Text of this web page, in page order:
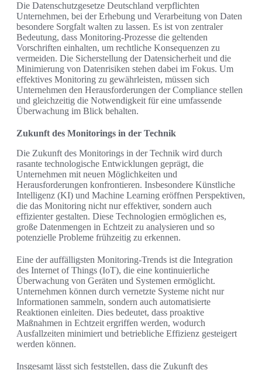
Die Datenschutzgesetze Deutschland verpflichten
Unternehmen, bei der Erhebung und Verarbeitung von Daten
besondere Sorgfalt walten zu lassen. Es ist von zentraler
Bedeutung, dass Monitoring-Prozesse die geltenden
Vorschriften einhalten, um rechtliche Konsequenzen zu
vermeiden. Die Sicherstellung der Datensicherheit und die
Minimierung von Datenrisiken stehen dabei im Fokus. Um
effektives Monitoring zu gewährleisten, müssen sich
Unternehmen den Herausforderungen der Compliance stellen
und gleichzeitig die Notwendigkeit für eine umfassende
Überwachung im Blick behalten.
Zukunft des Monitorings in der Technik
Die Zukunft des Monitorings in der Technik wird durch
rasante technologische Entwicklungen geprägt, die
Unternehmen mit neuen Möglichkeiten und
Herausforderungen konfrontieren. Insbesondere Künstliche
Intelligenz (KI) und Machine Learning eröffnen Perspektiven,
die das Monitoring nicht nur effektiver, sondern auch
effizienter gestalten. Diese Technologien ermöglichen es,
große Datenmengen in Echtzeit zu analysieren und so
potenzielle Probleme frühzeitig zu erkennen.
Eine der auffälligsten Monitoring-Trends ist die Integration
des Internet of Things (IoT), die eine kontinuierliche
Überwachung von Geräten und Systemen ermöglicht.
Unternehmen können durch vernetzte Systeme nicht nur
Informationen sammeln, sondern auch automatisierte
Reaktionen einleiten. Dies bedeutet, dass proaktive
Maßnahmen in Echtzeit ergriffen werden, wodurch
Ausfallzeiten minimiert und betriebliche Effizienz gesteigert
werden können.
Insgesamt lässt sich feststellen, dass die Zukunft des